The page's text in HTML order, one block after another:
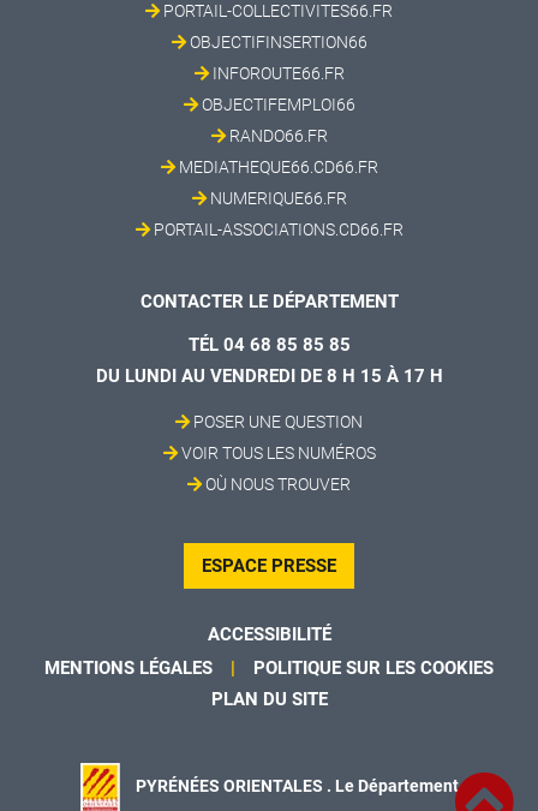
PORTAIL-COLLECTIVITES66.FR
OBJECTIFINSERTION66
INFOROUTE66.FR
OBJECTIFEMPLOI66
RANDO66.FR
MEDIATHEQUE66.CD66.FR
NUMERIQUE66.FR
PORTAIL-ASSOCIATIONS.CD66.FR
CONTACTER LE DÉPARTEMENT
TÉL 04 68 85 85 85
DU LUNDI AU VENDREDI DE 8 H 15 À 17 H
POSER UNE QUESTION
VOIR TOUS LES NUMÉROS
OÙ NOUS TROUVER
ESPACE PRESSE
ACCESSIBILITÉ
MENTIONS LÉGALES
POLITIQUE SUR LES COOKIES
PLAN DU SITE
PYRÉNÉES ORIENTALES . Le Département